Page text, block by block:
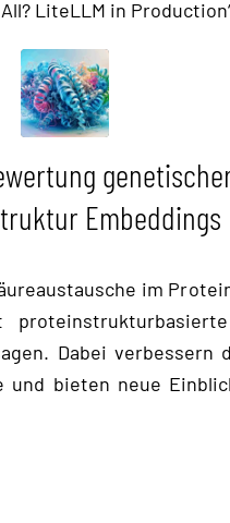
LiteLLM in
Embeddings
im
Dabei
und bieten neue